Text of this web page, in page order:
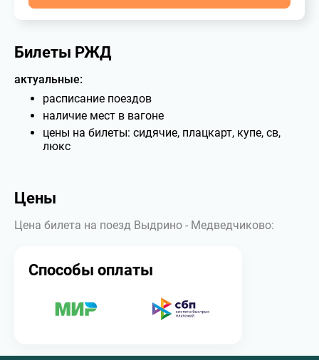
Билеты РЖД
актуальные:
расписание поездов
наличие мест в вагоне
цены на билеты: сидячие, плацкарт, купе, св,
люкс
Цены
Цена билета на поезд Выдрино - Медведчиково:
Способы оплаты